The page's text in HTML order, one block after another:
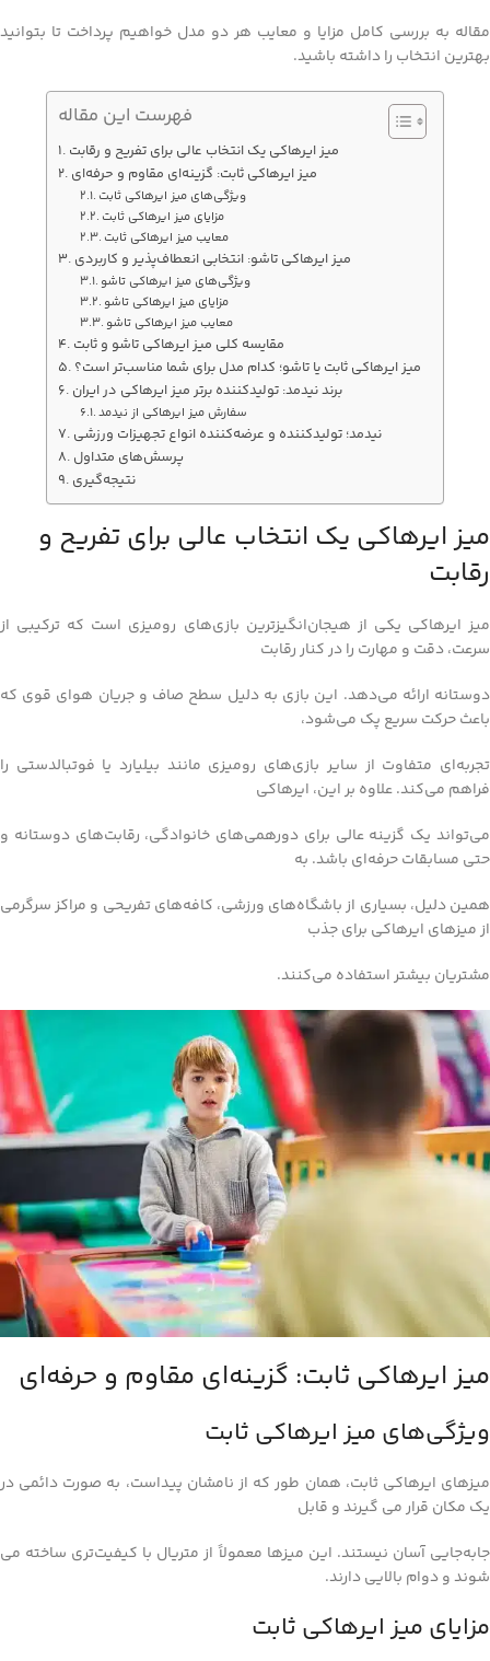
مقاله به بررسی کامل مزایا و معایب هر دو مدل خواهیم پرداخت تا بتوانید
بهترین انتخاب را داشته باشید.
فهرست این مقاله
میز ایرهاکی یک انتخاب عالی برای تفریح و رقابت
میز ایرهاکی ثابت: گزینه‌ای مقاوم و حرفه‌ای
ویژگی‌های میز ایرهاکی ثابت
مزایای میز ایرهاکی ثابت
معایب میز ایرهاکی ثابت
میز ایرهاکی تاشو: انتخابی انعطاف‌پذیر و کاربردی
ویژگی‌های میز ایرهاکی تاشو
مزایای میز ایرهاکی تاشو
معایب میز ایرهاکی تاشو
مقایسه کلی میز ایرهاکی تاشو و ثابت
میز ایرهاکی ثابت یا تاشو؛ کدام مدل برای شما مناسب‌تر است؟
برند نیدمد: تولیدکننده برتر میز ایرهاکی در ایران
سفارش میز ایرهاکی از نیدمد
نیدمد؛ تولیدکننده و عرضه‌کننده انواع تجهیزات ورزشی
پرسش‌های متداول
نتیجه‌گیری
میز ایرهاکی یک انتخاب عالی برای تفریح و
رقابت
میز ایرهاکی یکی از هیجان‌انگیزترین بازی‌های رومیزی است که ترکیبی از
سرعت، دقت و مهارت را در کنار رقابت
دوستانه ارائه می‌دهد. این بازی به دلیل سطح صاف و جریان هوای قوی که
باعث حرکت سریع پک می‌شود،
تجربه‌ای متفاوت از سایر بازی‌های رومیزی مانند بیلیارد یا فوتبالدستی را
فراهم می‌کند. علاوه بر این، ایرهاکی
می‌تواند یک گزینه عالی برای دورهمی‌های خانوادگی، رقابت‌های دوستانه و
حتی مسابقات حرفه‌ای باشد. به
همین دلیل، بسیاری از باشگاه‌های ورزشی، کافه‌های تفریحی و مراکز سرگرمی
از میزهای ایرهاکی برای جذب
مشتریان بیشتر استفاده می‌کنند.
میز ایرهاکی ثابت: گزینه‌ای مقاوم و حرفه‌ای
ویژگی‌های میز ایرهاکی ثابت
میزهای ایرهاکی ثابت، همان‌ طور که از نامشان پیداست، به‌ صورت دائمی در
یک مکان قرار می‌ گیرند و قابل
جابه‌جایی آسان نیستند. این میزها معمولاً از متریال با کیفیت‌تری ساخته می‌
شوند و دوام بالایی دارند.
مزایای میز ایرهاکی ثابت